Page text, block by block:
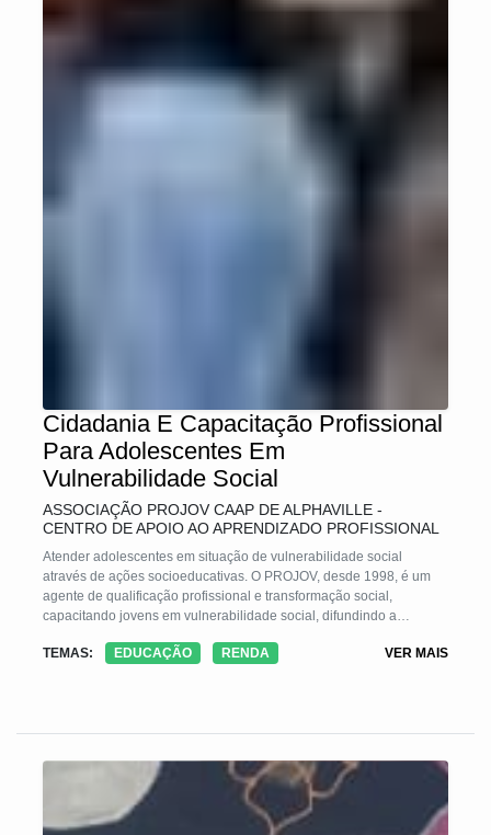
Cidadania E Capacitação Profissional
Para Adolescentes Em
Vulnerabilidade Social
ASSOCIAÇÃO PROJOV CAAP DE ALPHAVILLE -
CENTRO DE APOIO AO APRENDIZADO PROFISSIONAL
Atender adolescentes em situação de vulnerabilidade social
através de ações socioeducativas. O PROJOV, desde 1998, é um
agente de qualificação profissional e transformação social,
capacitando jovens em vulnerabilidade social, difundindo a
TEMAS:
EDUCAÇÃO RENDA VER MAIS